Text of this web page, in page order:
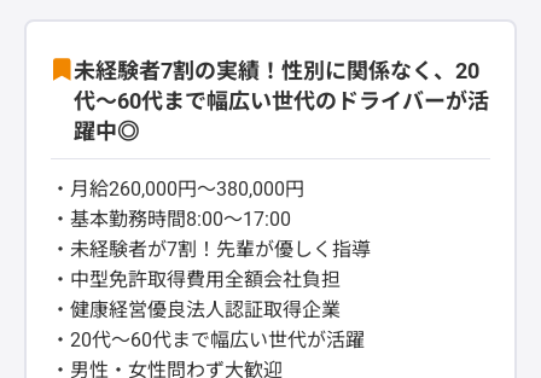
未経験者7割の実績！性別に関係なく、20
代～60代まで幅広い世代のドライバーが活
躍中◎
・月給260,000円～380,000円
・基本勤務時間8:00～17:00
・未経験者が7割！先輩が優しく指導
・中型免許取得費用全額会社負担
・健康経営優良法人認証取得企業
・20代～60代まで幅広い世代が活躍
・男性・女性問わず大歓迎